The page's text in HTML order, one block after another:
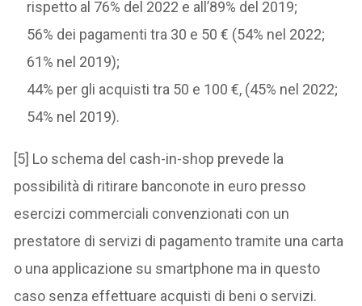
rispetto al 76% del 2022 e all’89% del 2019;
56% dei pagamenti tra 30 e 50 € (54% nel 2022;
61% nel 2019);
44% per gli acquisti tra 50 e 100 €, (45% nel 2022;
54% nel 2019).
[5] Lo schema del cash-in-shop prevede la
possibilità di ritirare banconote in euro presso
esercizi commerciali convenzionati con un
prestatore di servizi di pagamento tramite una carta
o una applicazione su smartphone ma in questo
caso senza effettuare acquisti di beni o servizi.